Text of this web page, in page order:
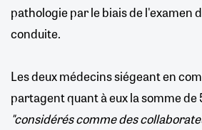
pathologie par le biais de l'examen
conduite.
Les deux médecins siégeant en
partagent quant à eux la somme de
"considérés comme des